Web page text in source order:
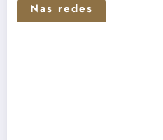
Nas redes